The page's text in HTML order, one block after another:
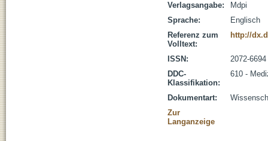
Verlagsangabe:
Mdpi
Sprache:
Englisch
Referenz zum
Volltext:
http://
ISSN:
2072-6694
DDC-
Klassifikation:
610 -
Dokumentart:
Zur
Langanzeige